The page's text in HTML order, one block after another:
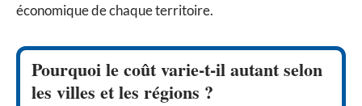
économique de chaque territoire.
Pourquoi le coût varie-t-il autant selon
les villes et les régions ?